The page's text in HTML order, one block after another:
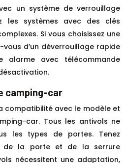
un système de verrouillage
les systèmes avec des clés
Si vous choisissez une
d’un déverrouillage rapide
alarme avec télécommande
camping-car
compatibilité avec le modèle et
car. Tous les antivols ne
les types de portes. Tenez
de la porte et de la serrure
nécessitent une adaptation,